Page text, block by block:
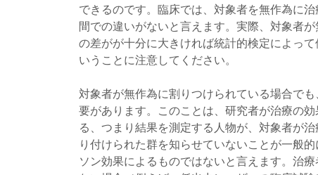
できるのです。臨床では、対象者を無作為に
間での違いがないと言えます。実際、対象者
の差がが十分に大きければ統計的検定によっ
いうことに注意してください。
対象者が無作為に割りつけられている場合で
要があります。このことは、研究者が治療の
る、つまり結果を測定する人物が、対象者が
り付けられた群を知らせていないことが一般
ソン効果によるものではないと言えます。治